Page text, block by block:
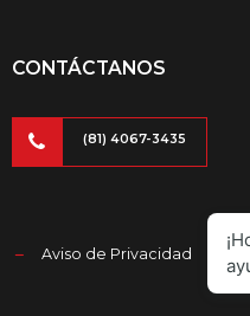
CONTÁCTANOS
(81) 4067-3435
Aviso de Privacidad